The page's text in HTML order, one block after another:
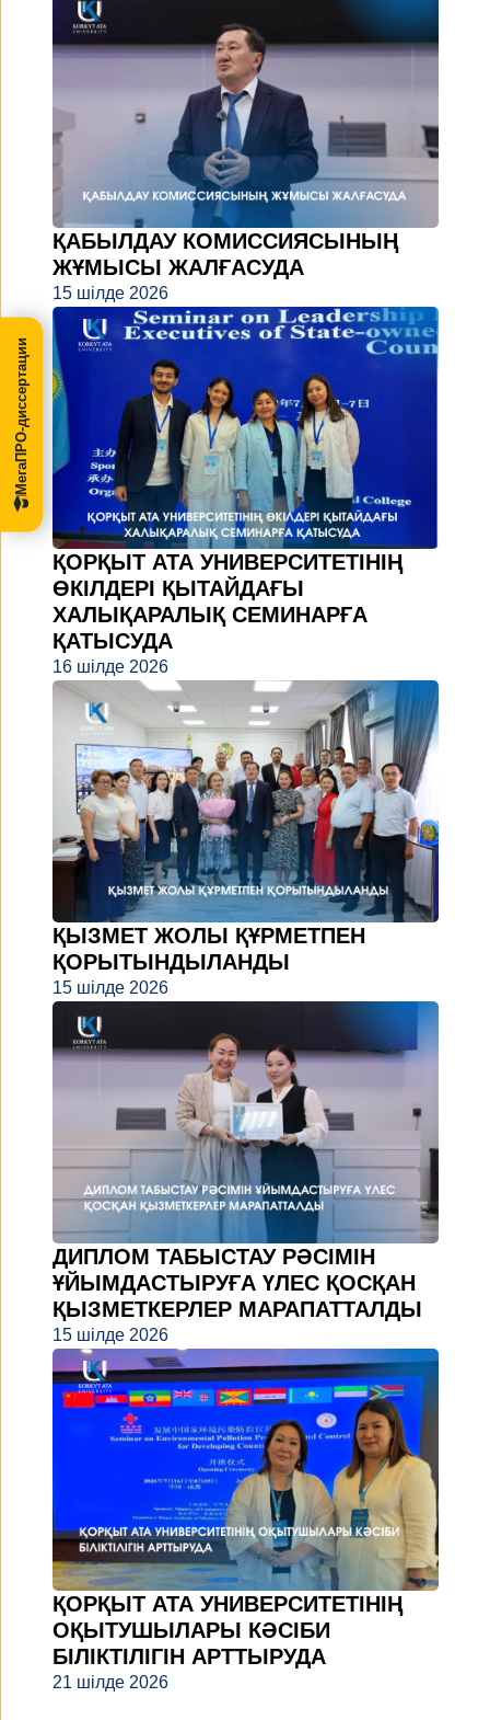
ҚАБЫЛДАУ КОМИССИЯСЫНЫҢ
ЖҰМЫСЫ ЖАЛҒАСУДА
15 шілде 2026
ҚОРҚЫТ АТА УНИВЕРСИТЕТІНІҢ
ӨКІЛДЕРІ ҚЫТАЙДАҒЫ
ХАЛЫҚАРАЛЫҚ СЕМИНАРҒА
ҚАТЫСУДА
16 шілде 2026
ҚЫЗМЕТ ЖОЛЫ ҚҰРМЕТПЕН
ҚОРЫТЫНДЫЛАНДЫ
15 шілде 2026
ДИПЛОМ ТАБЫСТАУ РӘСІМІН
ҰЙЫМДАСТЫРУҒА ҮЛЕС ҚОСҚАН
ҚЫЗМЕТКЕРЛЕР МАРАПАТТАЛДЫ
15 шілде 2026
ҚОРҚЫТ АТА УНИВЕРСИТЕТІНІҢ
ОҚЫТУШЫЛАРЫ КӘСІБИ
БІЛІКТІЛІГІН АРТТЫРУДА
21 шілде 2026
МегаПРО-диссертации